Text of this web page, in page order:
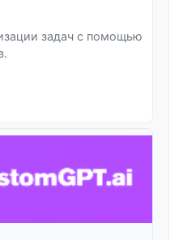
задач с помощью